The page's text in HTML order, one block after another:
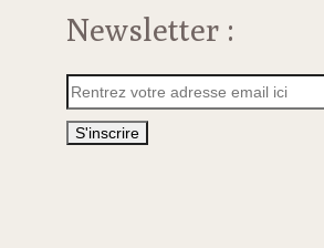
Newsletter :